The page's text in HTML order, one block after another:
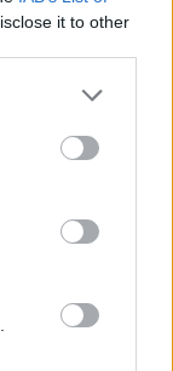
it to other
s